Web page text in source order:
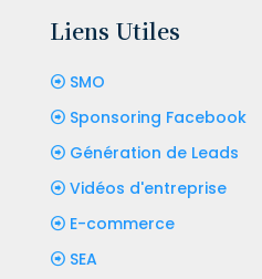
Liens Utiles
SMO
Sponsoring Facebook
Génération de Leads
Vidéos d'entreprise
E-commerce
SEA